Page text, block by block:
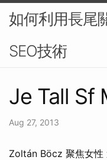
如何利用長尾
SEO技術
Je Tall Sf
Aug 27, 2013
Zoltán Böcz 聚焦女性